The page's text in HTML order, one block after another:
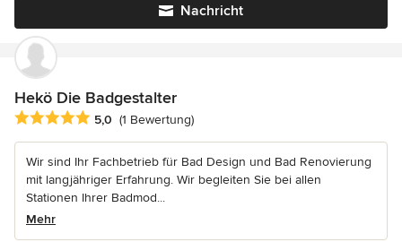
Nachricht
Hekö Die Badgestalter
Durchschnittliche Bewertung: 5 von 5 Sternen
5,0 (1 Bewertung)
Wir sind Ihr Fachbetrieb für Bad Design und Bad Renovierung
mit langjähriger Erfahrung. Wir begleiten Sie bei allen
Stationen Ihrer Badmod...
Mehr